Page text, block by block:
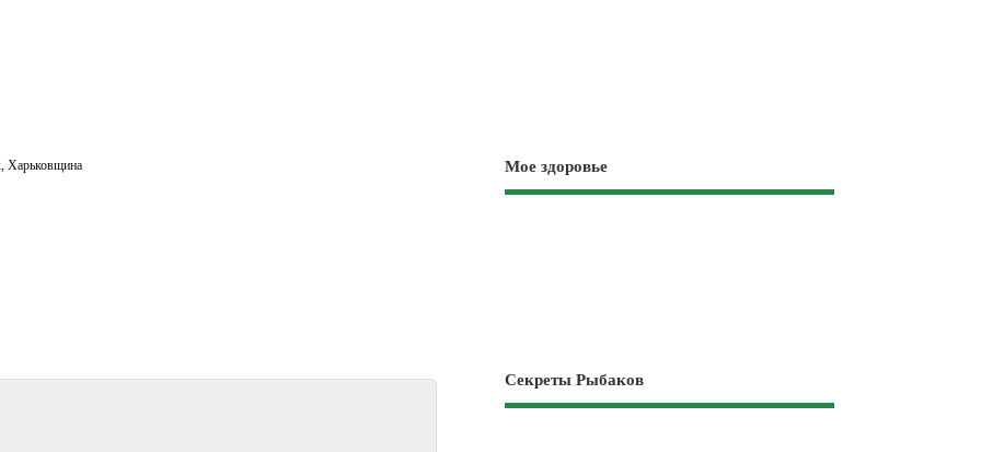
,Харьковщина Мое здоровье
Секреты Рыбаков